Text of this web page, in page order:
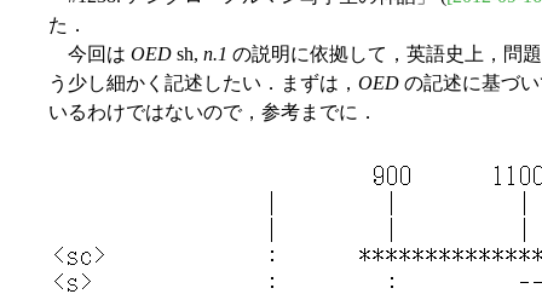
た．
今回は OED sh, n.1 の説明に依拠して，英語史上，問
う少し細かく記述したい．まずは， OED の記述に基づ
いるわけではないので，参考までに．